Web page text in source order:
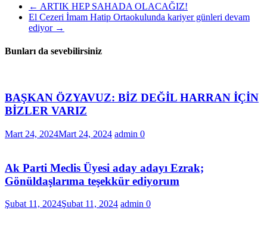
← ARTIK HEP SAHADA OLACAĞIZ!
El Cezeri İmam Hatip Ortaokulunda kariyer günleri devam
ediyor →
Bunları da sevebilirsiniz
BAŞKAN ÖZYAVUZ: BİZ DEĞİL HARRAN İÇİN
BİZLER VARIZ
Mart 24, 2024Mart 24, 2024 admin 0
Ak Parti Meclis Üyesi aday adayı Ezrak;
Gönüldaşlarıma teşekkür ediyorum
Şubat 11, 2024Şubat 11, 2024 admin 0